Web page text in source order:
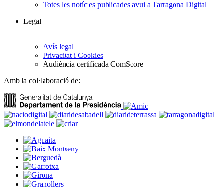
Totes les notícies publicades avui a Tarragona Digital
Legal
Avís legal
Privacitat i Cookies
Audiència certificada ComScore
Amb la col·laboració de: